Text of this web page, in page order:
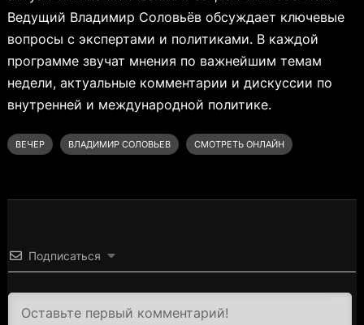
Ведущий Владимир Соловьёв обсуждает ключевые
вопросы с экспертами и политиками. В каждой
программе звучат мнения по важнейшим темам
недели, актуальные комментарии и дискуссии по
внутренней и международной политике.
ВЕЧЕР ВЛАДИМИР СОЛОВЬЕВ СМОТРЕТЬ ОНЛАЙН
Подписаться